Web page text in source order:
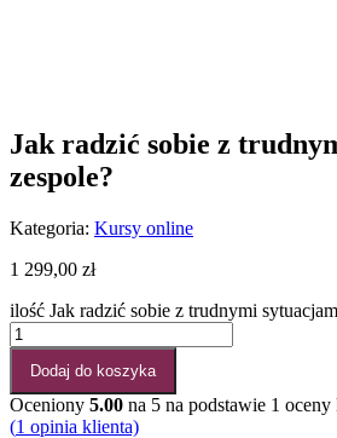
Jak radzić sobie z
zespole?
Kategoria: Kursy online
1 299,00 zł
ilość Jak radzić sobie z trudnymi
Dodaj do koszyka
Oceniony 5.00 na 5 na podstawie 1 oceny
(1 opinia klienta)